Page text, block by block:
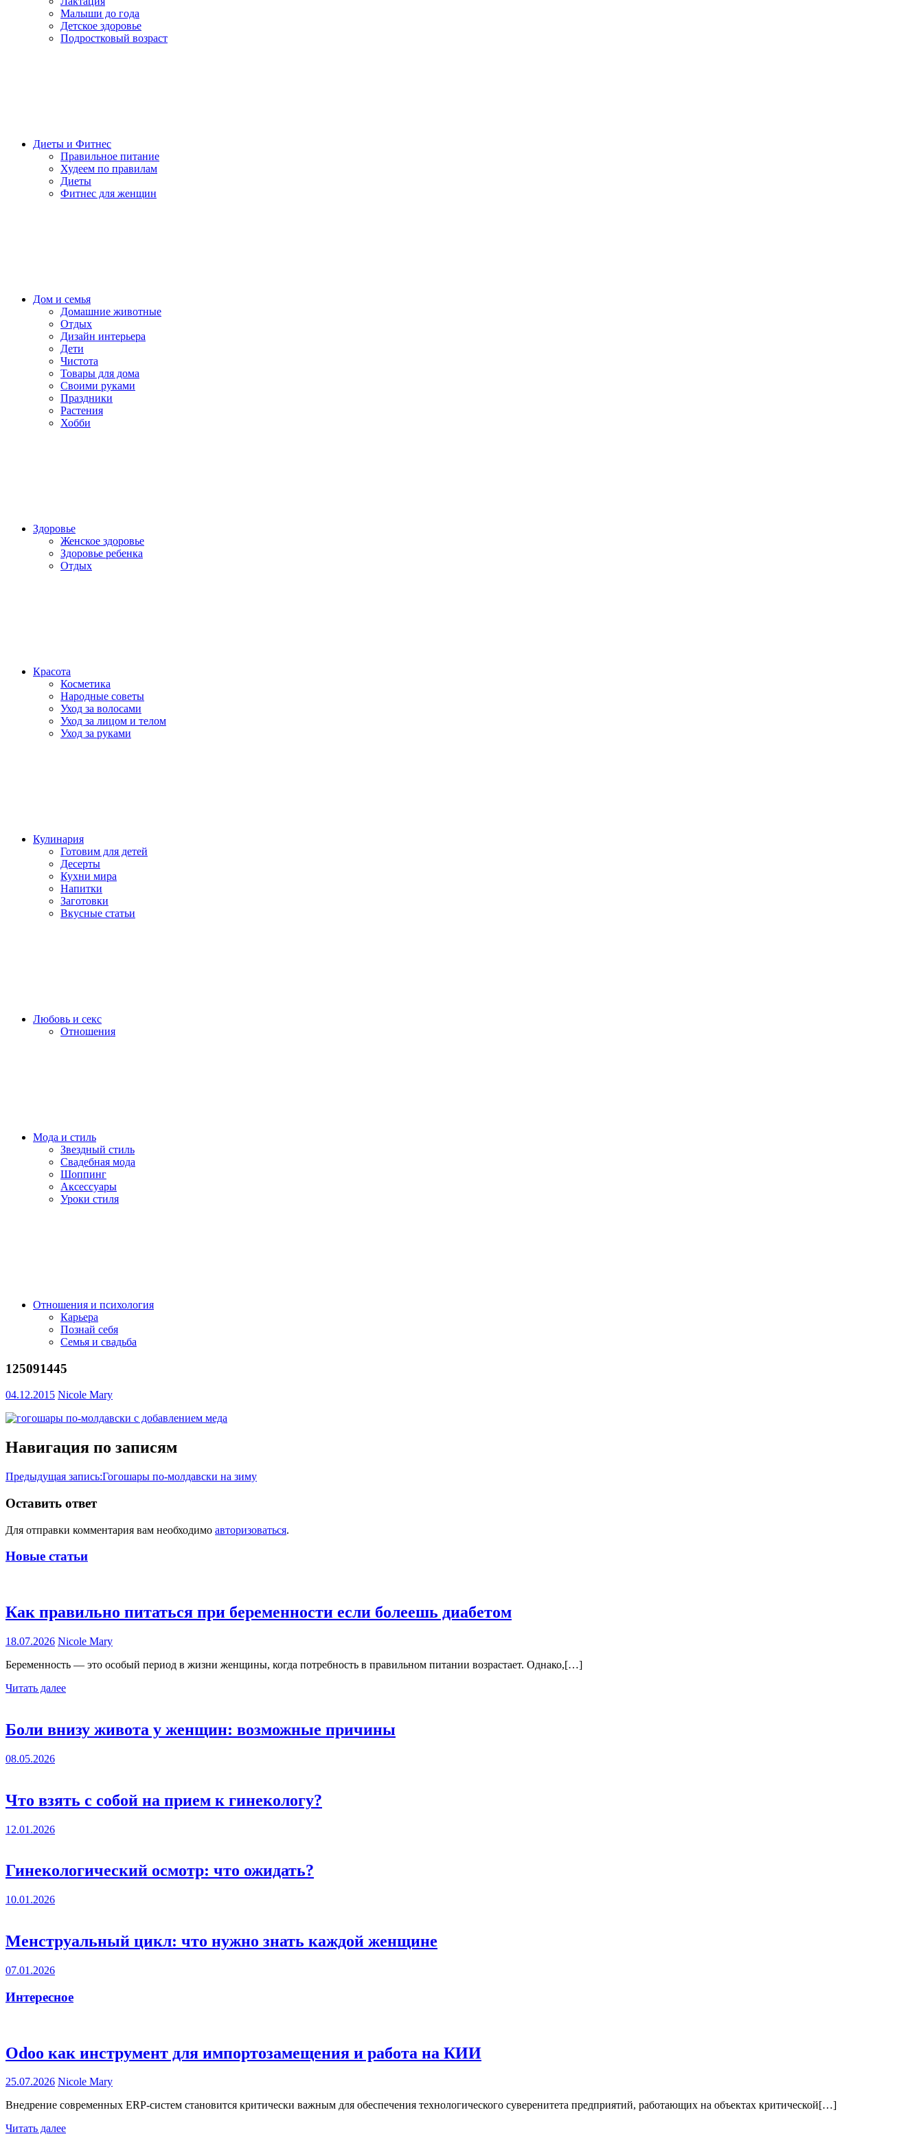
Малыши до года
Детское здоровье
Подростковый возраст
Диеты и Фитнес
Правильное питание
Худеем по правилам
Диеты
Фитнес для женщин
Дом и семья
Домашние животные
Отдых
Дизайн интерьера
Дети
Чистота
Товары для дома
Своими руками
Праздники
Растения
Хобби
Здоровье
Женское здоровье
Здоровье ребенка
Отдых
Красота
Косметика
Народные советы
Уход за волосами
Уход за лицом и телом
Уход за руками
Кулинария
Готовим для детей
Десерты
Кухни мира
Напитки
Заготовки
Вкусные статьи
Любовь и секс
Отношения
Мода и стиль
Звездный стиль
Свадебная мода
Шоппинг
Аксессуары
Уроки стиля
Отношения и психология
Карьера
Познай себя
Семья и свадьба
125091445
04.12.2015 Nicole Mary
Навигация по записям
Предыдущая запись:Гогошары по-молдавски на зиму
Оставить ответ
Для отправки комментария вам необходимо авторизоваться.
Новые статьи
Как правильно питаться при беременности если болеешь диабетом
18.07.2026 Nicole Mary
Беременность — это особый период в жизни женщины, когда потребность в правильном питании возрастает. Однако,[…]
Читать далее
Боли внизу живота у женщин: возможные причины
08.05.2026
Что взять с собой на прием к гинекологу?
12.01.2026
Гинекологический осмотр: что ожидать?
10.01.2026
Менструальный цикл: что нужно знать каждой женщине
07.01.2026
Интересное
Odoo как инструмент для импортозамещения и работа на КИИ
25.07.2026 Nicole Mary
Внедрение современных ERP-систем становится критически важным для обеспечения технологического суверенитета предприятий, работающих на объектах критической[…]
Читать далее